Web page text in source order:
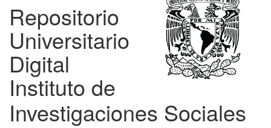
Repositorio
Universitario
Digital
Instituto de
Investigaciones Sociales